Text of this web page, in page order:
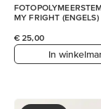
MY FRIGHT (ENGELS)
€ 25,00
In